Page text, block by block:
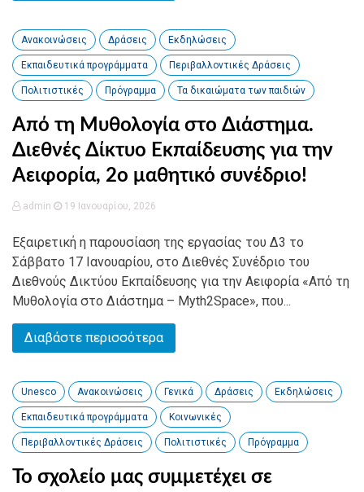
Ανακοινώσεις Δράσεις Εκδηλώσεις
Εκπαιδευτικά προγράμματα Περιβαλλοντικές Δράσεις
Πολιτιστικές Πρόγραμμα Τα δικαιώματα των παιδιών
Από τη Μυθολογία στο Διάστημα.
Διεθνές Δίκτυο Εκπαίδευσης για την
Αειφορία, 2o μαθητικό συνέδριο!
admin 19 Ιανουαρίου, 2026
Εξαιρετική η παρουσίαση της εργασίας του Δ3 το
Σάββατο 17 Ιανουαρίου, στο Διεθνές Συνέδριο του
Διεθνούς Δικτύου Εκπαίδευσης για την Αειφορία «Από τη
Μυθολογία στο Διάστημα – Myth2Space», που...
Διαβάστε περισσότερα
Unesco Ανακοινώσεις Γενικά Δράσεις Εκδηλώσεις
Εκπαιδευτικά προγράμματα Κοινωνικές
Περιβαλλοντικές Δράσεις Πολιτιστικές Πρόγραμμα
Το σχολείο μας συμμετέχει σε